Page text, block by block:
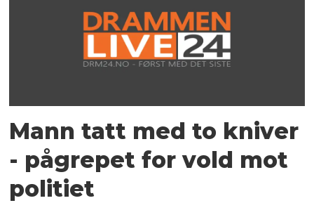
Mann tatt med to kniver
- pågrepet for vold mot
politiet